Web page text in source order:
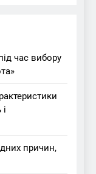
час вибору
причин,